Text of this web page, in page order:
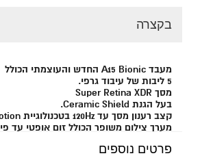
בקצרה
מעבד A15 Bionic החדש והעוצמתי הכולל
5 ליבות של עיבוד גרפי.
מסך Super Retina XDR
בעל הגנת Ceramic Shield.
קצב רענון מסך עד 120Hz בטכנולוגיית ProMotion.
מערך צילום משופר הכולל זום אופטי עד פי 3
צילום וידאו סינמטי בעל יכולת לטשטוש
פרטים נוספים